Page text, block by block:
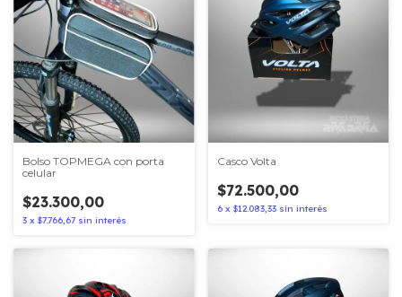
Bolso TOPMEGA con porta
celular
$23.300,00
3 x $7.766,67 sin interés
Casco Volta
$72.500,00
6 x $12.083,33 sin interés